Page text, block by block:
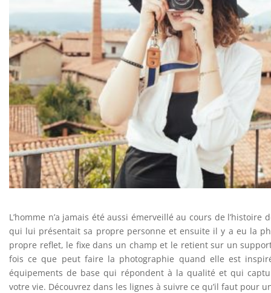
L’homme n’a jamais été aussi émerveillé au cours de
qui lui présentait sa propre personne et ensuite il y a eu la
propre reflet, le fixe dans un champ et le retient sur un
fois ce que peut faire la photographie quand elle est
équipements de base qui répondent à la qualité et qui
votre vie. Découvrez dans les lignes à suivre ce qu’il faut pour